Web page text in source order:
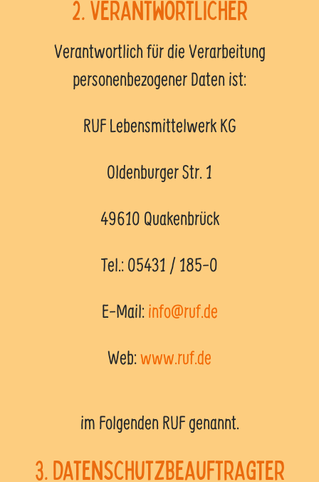
2. Verantwortlicher
Verantwortlich für die Verarbeitung
personenbezogener Daten ist:
RUF Lebensmittelwerk KG
Oldenburger Str. 1
49610 Quakenbrück
Tel.: 05431 / 185-0
E-Mail:info@ruf.de
Web:www.ruf.de
im Folgenden RUF genannt.
3. Datenschutzbeauftragter